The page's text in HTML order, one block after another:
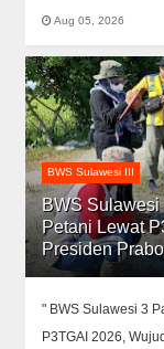
Aug 05, 2026
BWS Sulawesi III
BWS Sulawesi
Petani Lewat
Presiden
" BWS Sulawesi 3
P3TGAI 2026,